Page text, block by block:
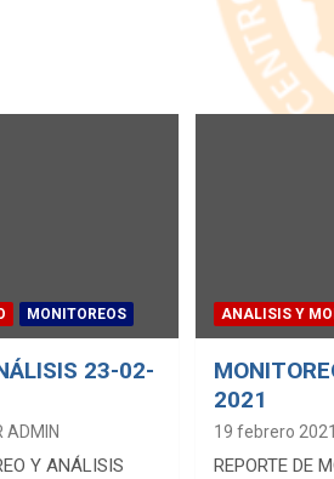
MONITOREOS
23-02-
ADMIN
Y ANÁLISIS
ANALISIS Y
2021
19 febrero 2021
REPORTE DE